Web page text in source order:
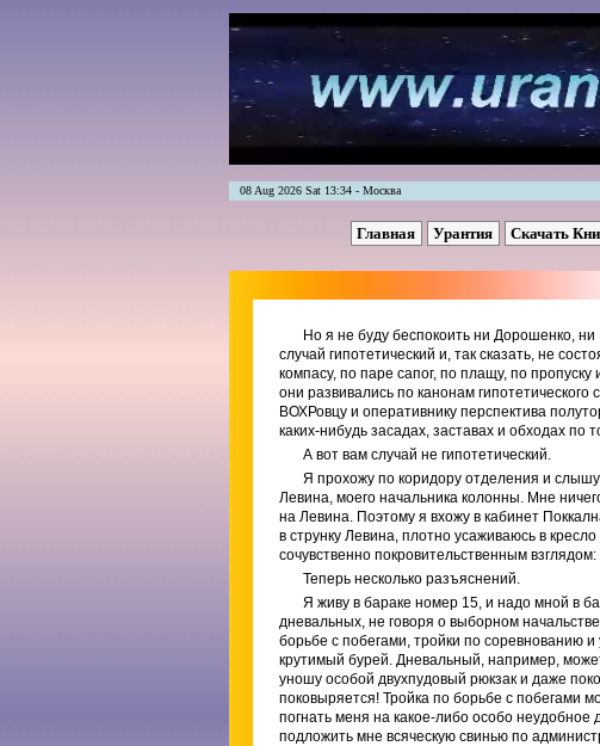
08 Aug 2026 Sat 13:34 - Москва
Главная Урантия Скачать
Но я не буду беспокоить ни Дорошенко,
случай гипотетический и, так сказать, не
компасу, по паре сапог, по плащу, по
они развивались по канонам
ВОХРовцу и оперативнику перспектива
каких-нибудь засадах, заставах и обходах по
А вот вам случай не гипотетический.
Я прохожу по коридору отделения и
Левина, моего начальника колонны. Мне
на Левина. Поэтому я вхожу в кабинет
в струнку Левина, плотно усаживаюсь в
сочувственно покровительственным
Теперь несколько разъяснений.
Я живу в бараке номер 15, и надо мной в
дневальных, не говоря о выборном
борьбе с побегами, тройки по соревнованию
крутимый бурей. Дневальный, например,
уношу особой двухпудовый рюкзак и даже
поковыряется! Тройка по борьбе с побегами
погнать меня на какое-либо особо неудобное
подложить мне всяческую свинью по